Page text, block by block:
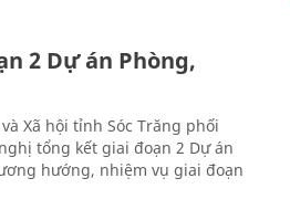
2 Dự án Phòng,
Xã hội tỉnh Sóc Trăng phối
tổng kết giai đoạn 2 Dự án
hướng, nhiệm vụ giai đoạn